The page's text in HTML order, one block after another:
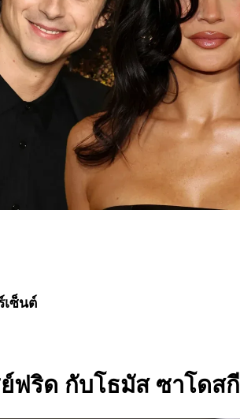
เซ็นต์
ฟริด กับโธมัส ซาโดสกี